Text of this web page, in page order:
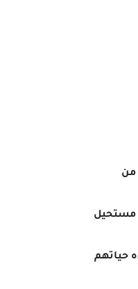
من
مستحيل
حياتهم